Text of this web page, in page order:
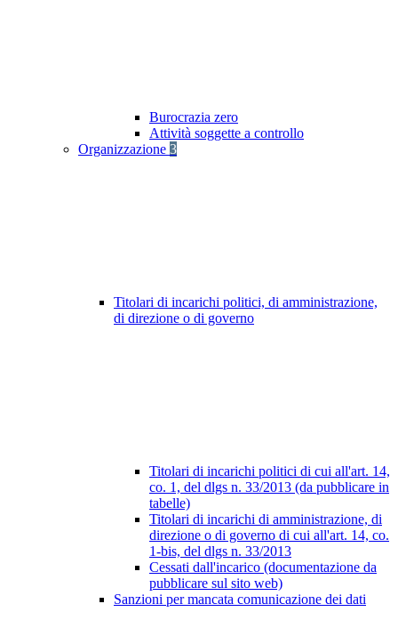
Burocrazia zero
Attività soggette a controllo
Organizzazione 3
Titolari di incarichi politici, di amministrazione,
di direzione o di governo
Titolari di incarichi politici di cui all'art. 14,
co. 1, del dlgs n. 33/2013 (da pubblicare in
tabelle)
Titolari di incarichi di amministrazione, di
direzione o di governo di cui all'art. 14, co.
1-bis, del dlgs n. 33/2013
Cessati dall'incarico (documentazione da
pubblicare sul sito web)
Sanzioni per mancata comunicazione dei dati